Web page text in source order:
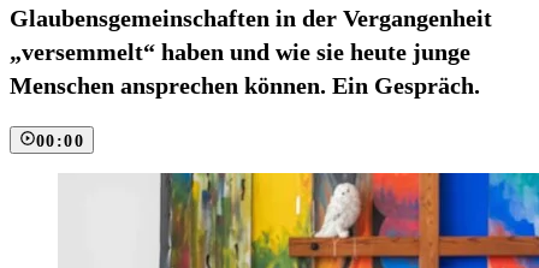
Glaubensgemeinschaften in der Vergangenheit
„versemmelt“ haben und wie sie heute junge
Menschen ansprechen können. Ein Gespräch.
00:00